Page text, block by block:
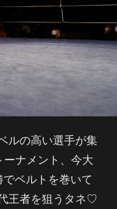
ルの高い選手が集
ナメント、今大
ベルトを巻いて
王者を狙うタネ♡